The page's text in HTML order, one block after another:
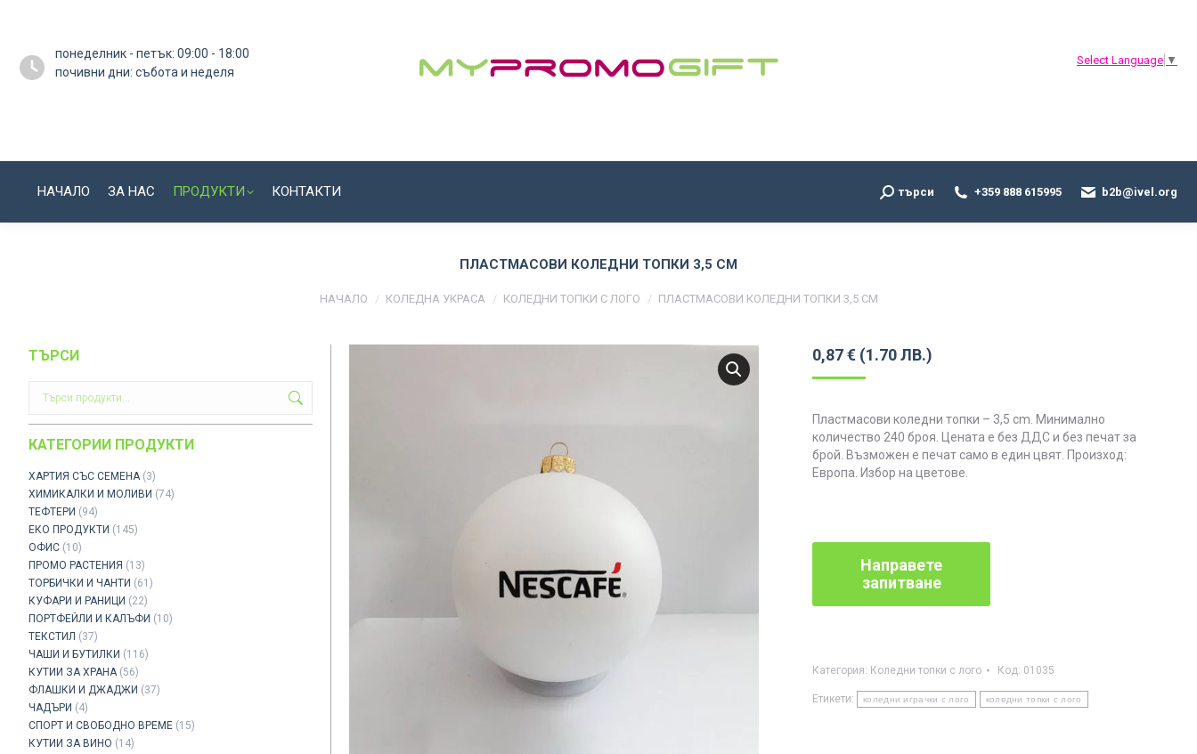
понеделник - петък: 09:00 - 18:00
почивни дни: събота и неделя
Select Language ▼
НАЧАЛО ЗА НАС ПРОДУКТИ КОНТАКТИ Search:
търси +359 888 615995 b2b@ivel.org
ПЛАСТМАСОВИ КОЛЕДНИ ТОПКИ 3,5 СМ
You are here:
НАЧАЛО КОЛЕДНА УКРАСА КОЛЕДНИ ТОПКИ С ЛОГО ПЛАСТМАСОВИ КОЛЕДНИ ТОПКИ 3,5 СМ
0,87€ (1.70 ЛВ.)
Пластмасови коледни топки – 3,5 cm. Минимално
количество 240 броя. Цената е без ДДС и без печат за
брой. Възможен е печат само в един цвят. Произход:
Европа. Избор на цветове.
Категория: Коледни топки с лого Код: 01035
Етикети: коледни играчки с лого коледни топки с лого
ТЪРСИ
КАТЕГОРИИ ПРОДУКТИ
ХАРТИЯ СЪС СЕМЕНА (3)
ХИМИКАЛКИ И МОЛИВИ (74)
ТЕФТЕРИ (94)
ЕКО ПРОДУКТИ (145)
ОФИС (10)
ПРОМО РАСТЕНИЯ (13)
ТОРБИЧКИ И ЧАНТИ (61)
КУФАРИ И РАНИЦИ (22)
ПОРТФЕЙЛИ И КАЛЪФИ (10)
ТЕКСТИЛ (37)
ЧАШИ И БУТИЛКИ (116)
КУТИИ ЗА ХРАНА (56)
ФЛАШКИ И ДЖАДЖИ (37)
ЧАДЪРИ (4)
СПОРТ И СВОБОДНО ВРЕМЕ (15)
КУТИИ ЗА ВИНО (14)